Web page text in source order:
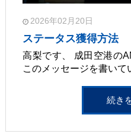
2026年02月20日
ステータス獲得方法
高梨です、 成田空港の
このメッセージを書い
続き